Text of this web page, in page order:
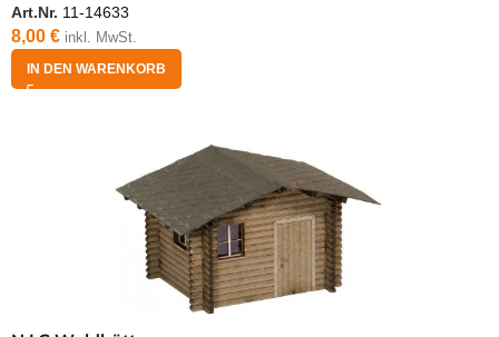
Art.Nr. 11-14633
8,00 € inkl. MwSt.
IN DEN WARENKORB